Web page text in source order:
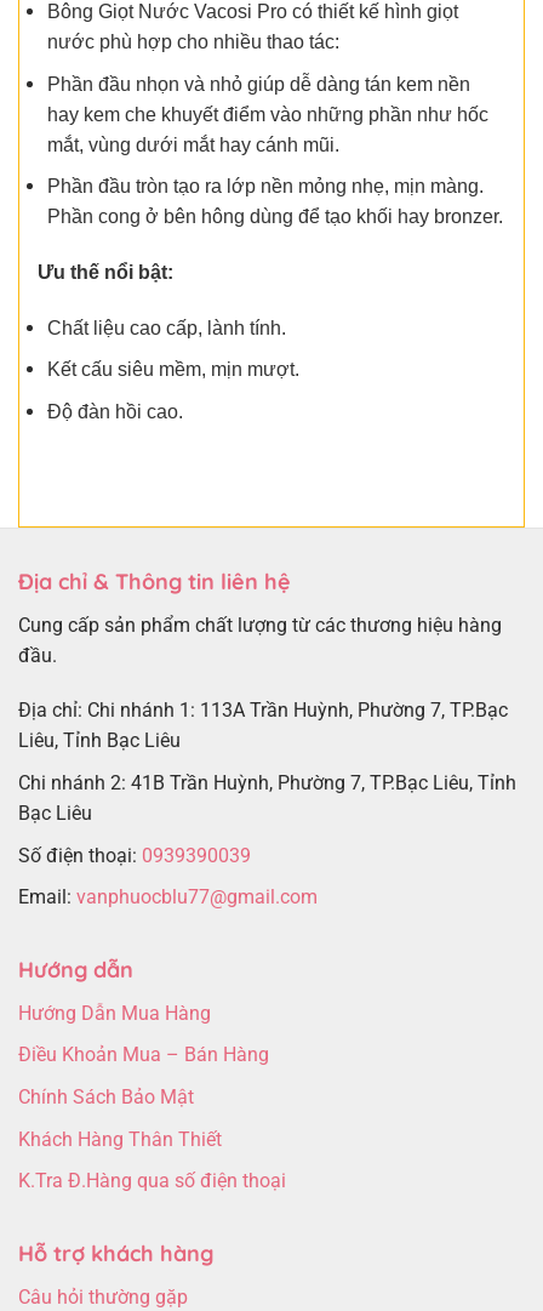
Bông Giọt Nước Vacosi Pro có thiết kế hình giọt
nước phù hợp cho nhiều thao tác:
Phần đầu nhọn và nhỏ giúp dễ dàng tán kem nền
hay kem che khuyết điểm vào những phần như hốc
mắt, vùng dưới mắt hay cánh mũi.
Phần đầu tròn tạo ra lớp nền mỏng nhẹ, mịn màng.
Phần cong ở bên hông dùng để tạo khối hay bronzer.
Ưu thế nổi bật:
Chất liệu cao cấp, lành tính.
Kết cấu siêu mềm, mịn mượt.
Độ đàn hồi cao.
Địa chỉ & Thông tin liên hệ
Cung cấp sản phẩm chất lượng từ các thương hiệu hàng
đầu.
Địa chỉ: Chi nhánh 1: 113A Trần Huỳnh, Phường 7, TP.Bạc
Liêu, Tỉnh Bạc Liêu
Chi nhánh 2: 41B Trần Huỳnh, Phường 7, TP.Bạc Liêu, Tỉnh
Bạc Liêu
Số điện thoại: 0939390039
Email: vanphuocblu77@gmail.com
Hướng dẫn
Hướng Dẫn Mua Hàng
Điều Khoản Mua – Bán Hàng
Chính Sách Bảo Mật
Khách Hàng Thân Thiết
K.Tra Đ.Hàng qua số điện thoại
Hỗ trợ khách hàng
Câu hỏi thường gặp